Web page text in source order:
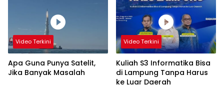
Video Terkini
Apa Guna Punya Satelit,
Jika Banyak Masalah
Video Terkini
Kuliah S3 Informatika Bisa
di Lampung Tanpa Harus
ke Luar Daerah